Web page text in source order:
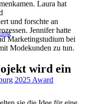
2025 Award
Laura hat
und forschte an
Jennifer hatte
Marketingstudium bei
Modekunden zu tun.
wird ein